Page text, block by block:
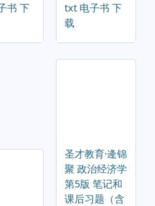
书 下
txt 电子书 下
载
圣才教育·逄锦
聚 政治经济学
第5版 笔记和
课后习题（含